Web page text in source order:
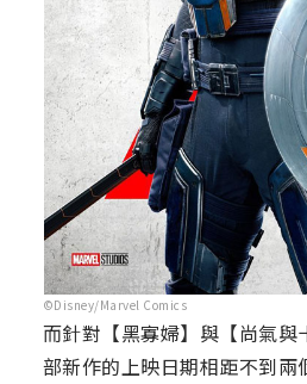
©Disney/Marvel Comics
而針對【黑寡婦】與【尚氣
部新作的上映日期相距不到兩